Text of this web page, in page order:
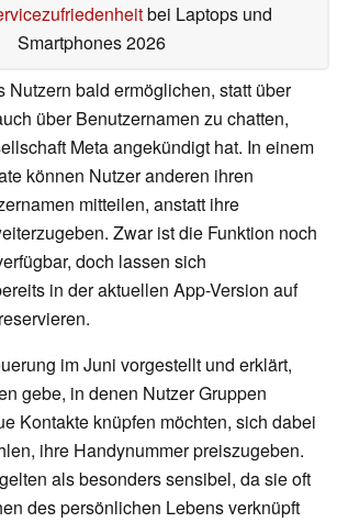
bei Laptops und
Smartphones 2026
Nutzern bald ermöglichen, statt über
über Benutzernamen zu chatten,
Meta angekündigt hat. In einem
können Nutzer anderen ihren
mitteilen, anstatt ihre
Zwar ist die Funktion noch
doch lassen sich
in der aktuellen App-Version auf
im Juni vorgestellt und erklärt,
gebe, in denen Nutzer Gruppen
Kontakte knüpfen möchten, sich dabei
ihre Handynummer preiszugeben.
als besonders sensibel, da sie oft
des persönlichen Lebens verknüpft